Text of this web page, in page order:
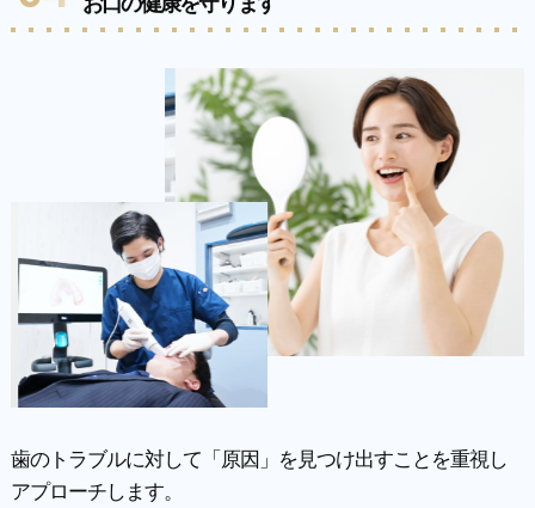
歯のトラブルに対して「原因」を見つけ出すことを重視し
アプローチします。